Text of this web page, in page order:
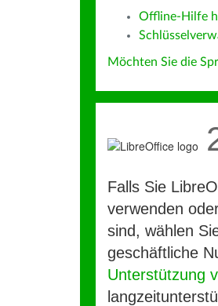
Offline-Hilfe
Möchten Sie die
Falls Sie
verwenden
sind, wählen
geschäftliche
Unterstützung